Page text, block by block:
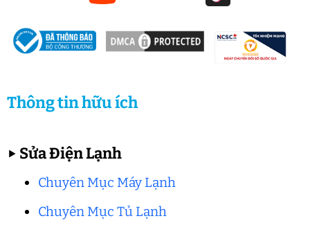
Thông tin hữu ích
▶ Sửa Điện Lạnh
Chuyên Mục Máy Lạnh
Chuyên Mục Tủ Lạnh